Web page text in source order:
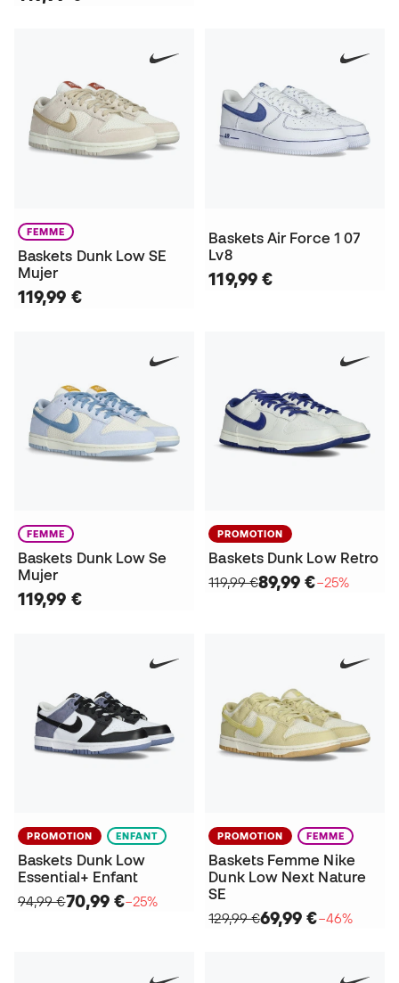
FEMME
Baskets Dunk Low SE
Mujer
119,99 €
Baskets Air Force 1 07
Lv8
119,99 €
FEMME
Baskets Dunk Low Se
Mujer
119,99 €
PROMOTION
Baskets Dunk Low Retro
119,99 €89,99 €−25%
PROMOTION ENFANT
Baskets Dunk Low
Essential+ Enfant
94,99 €70,99 €−25%
PROMOTION FEMME
Baskets Femme Nike
Dunk Low Next Nature
SE
129,99 €69,99 €−46%